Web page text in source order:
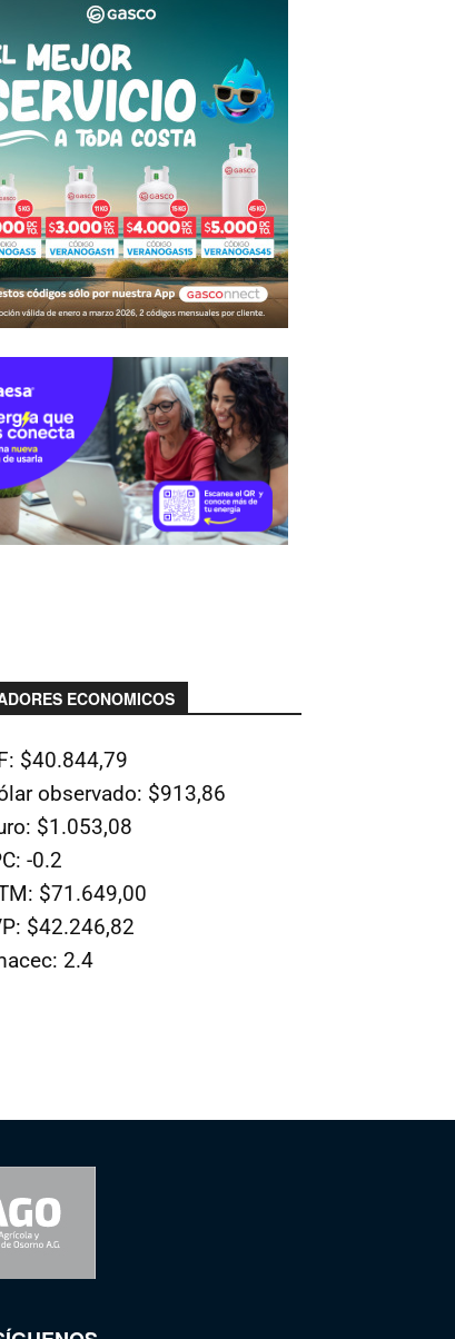
ECONOMICOS
$40.844,79
observado: $913,86
$1.053,08
-0.2
$71.649,00
$42.246,82
2.4